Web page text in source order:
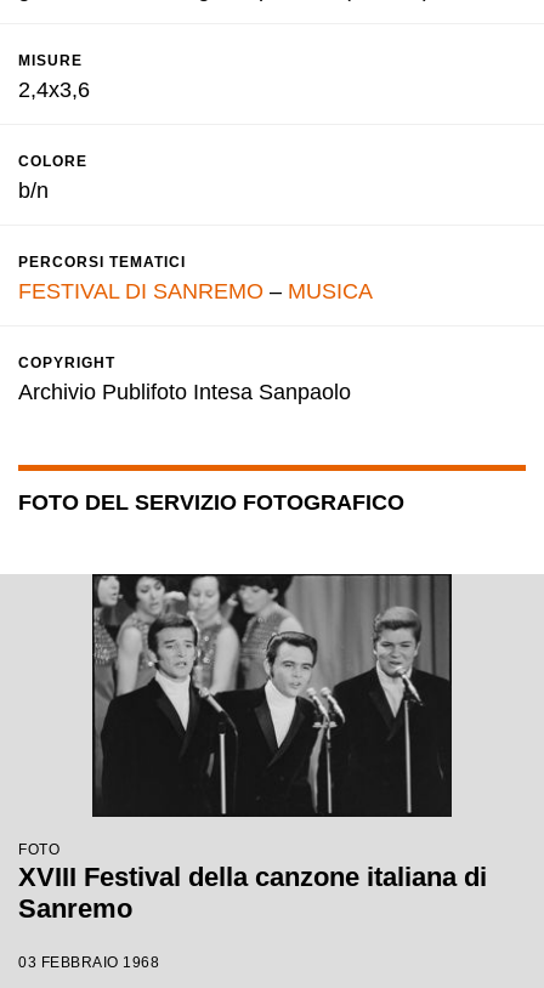
MISURE
2,4x3,6
COLORE
b/n
PERCORSI TEMATICI
FESTIVAL DI SANREMO – MUSICA
COPYRIGHT
Archivio Publifoto Intesa Sanpaolo
FOTO DEL SERVIZIO FOTOGRAFICO
FOTO
XVIII Festival della canzone italiana di
Sanremo
03 FEBBRAIO 1968